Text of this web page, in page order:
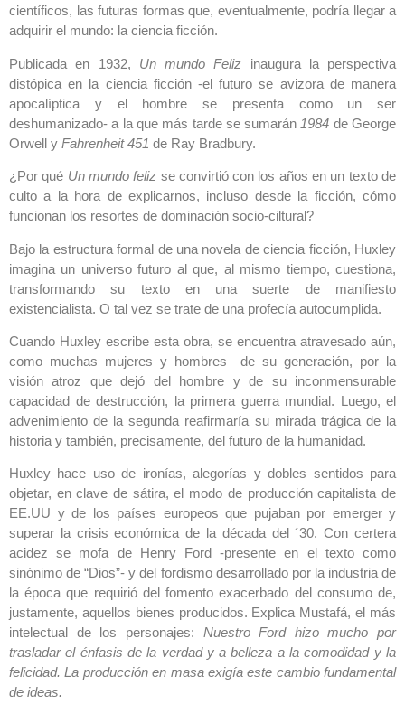
científicos, las futuras formas que, eventualmente, podría llegar a
adquirir el mundo: la ciencia ficción.
Publicada en 1932, Un mundo Feliz inaugura la perspectiva
distópica en la ciencia ficción -el futuro se avizora de manera
apocalíptica y el hombre se presenta como un ser
deshumanizado- a la que más tarde se sumarán 1984 de George
Orwell y Fahrenheit 451 de Ray Bradbury.
¿Por qué Un mundo feliz se convirtió con los años en un texto de
culto a la hora de explicarnos, incluso desde la ficción, cómo
funcionan los resortes de dominación socio-ciltural?
Bajo la estructura formal de una novela de ciencia ficción, Huxley
imagina un universo futuro al que, al mismo tiempo, cuestiona,
transformando su texto en una suerte de manifiesto
existencialista. O tal vez se trate de una profecía autocumplida.
Cuando Huxley escribe esta obra, se encuentra atravesado aún,
como muchas mujeres y hombres de su generación, por la
visión atroz que dejó del hombre y de su inconmensurable
capacidad de destrucción, la primera guerra mundial. Luego, el
advenimiento de la segunda reafirmaría su mirada trágica de la
historia y también, precisamente, del futuro de la humanidad.
Huxley hace uso de ironías, alegorías y dobles sentidos para
objetar, en clave de sátira, el modo de producción capitalista de
EE.UU y de los países europeos que pujaban por emerger y
superar la crisis económica de la década del ´30. Con certera
acidez se mofa de Henry Ford -presente en el texto como
sinónimo de “Dios”- y del fordismo desarrollado por la industria de
la época que requirió del fomento exacerbado del consumo de,
justamente, aquellos bienes producidos. Explica Mustafá, el más
intelectual de los personajes: Nuestro Ford hizo mucho por
trasladar el énfasis de la verdad y a belleza a la comodidad y la
felicidad. La producción en masa exigía este cambio fundamental
de ideas.